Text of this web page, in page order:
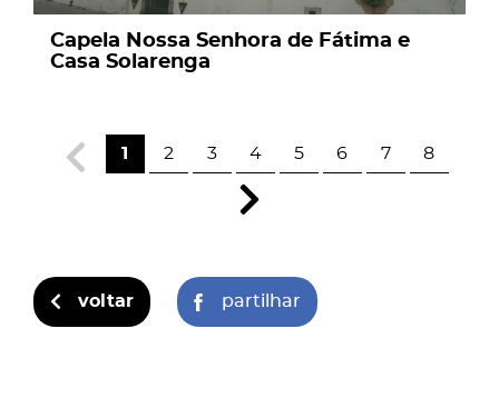
Capela Nossa Senhora de Fátima e
Casa Solarenga
1 2 3 4 5 6 7 8
voltar partilhar